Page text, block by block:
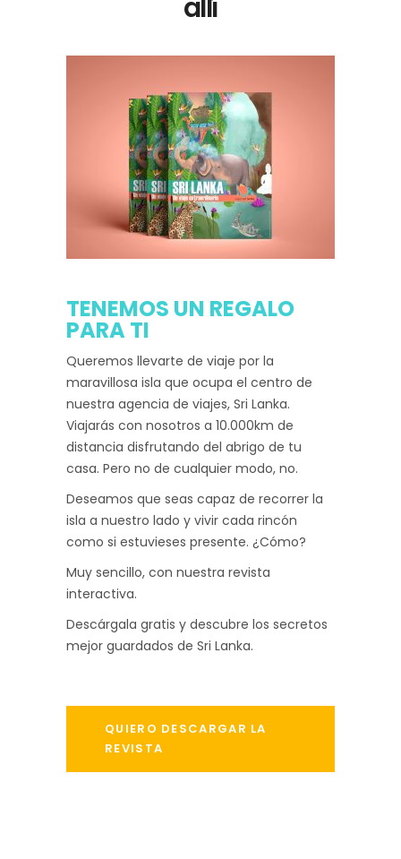
allí
TENEMOS UN REGALO
PARA TI
Queremos llevarte de viaje por la
maravillosa isla que ocupa el centro de
nuestra agencia de viajes, Sri Lanka.
Viajarás con nosotros a 10.000km de
distancia disfrutando del abrigo de tu
casa. Pero no de cualquier modo, no.
Deseamos que seas capaz de recorrer la
isla a nuestro lado y vivir cada rincón
como si estuvieses presente. ¿Cómo?
Muy sencillo, con nuestra revista
interactiva.
Descárgala gratis y descubre los secretos
mejor guardados de Sri Lanka.
QUIERO DESCARGAR LA
REVISTA